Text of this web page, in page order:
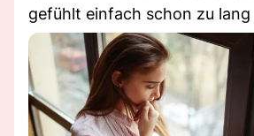
gefühlt einfach schon zu